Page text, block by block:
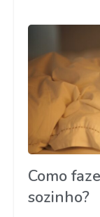
Como
sozinho?